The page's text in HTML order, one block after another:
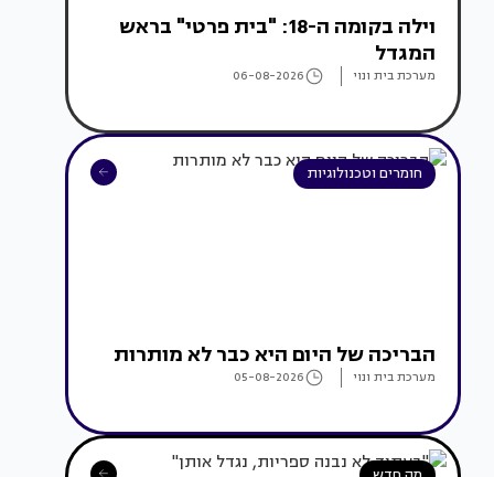
וילה בקומה ה-18: "בית פרטי" בראש
המגדל
מערכת בית ונוי 06-08-2026
חומרים וטכנולוגיות
הבריכה של היום היא כבר לא מותרות
מערכת בית ונוי 05-08-2026